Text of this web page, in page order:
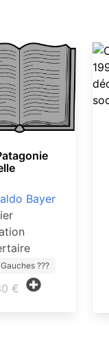
Bayer
???
€